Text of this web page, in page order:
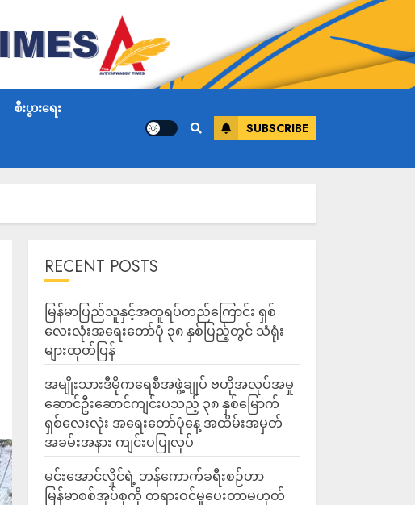
စီးပွားရေး
SUBSCRIBE
RECENT POSTS
မြန်မာပြည်သူနှင့်အတူရပ်တည်ကြောင်း ရှစ်
လေးလုံးအရေးတော်ပုံ ၃၈ နှစ်ပြည့်တွင် သံရုံး
များထုတ်ပြန်
အမျိုးသားဒီမိုကရေစီအဖွဲ့ချုပ် ဗဟိုအလုပ်အမှု
ဆောင်ဦးဆောင်ကျင်းပသည့် ၃၈ နှစ်မြောက်
ရှစ်လေးလုံး အရေးတော်ပုံနေ့ အထိမ်းအမှတ်
အခမ်းအနား ကျင်းပပြုလုပ်
မင်းအောင်လှိုင်ရဲ့ ဘန်ကောက်ခရီးစဉ်ဟာ
မြန်မာစစ်အုပ်စုကို တရားဝင်မှုပေးတာမဟုတ်